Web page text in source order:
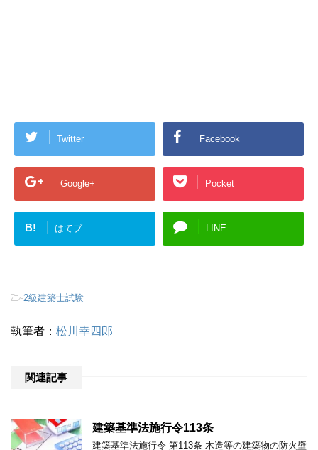
Twitter Facebook
Google+ Pocket
B! はてブ LINE
-2級建築士試験
執筆者： 松川幸四郎
関連記事
建築基準法施行令113条
建築基準法施行令 第113条 木造等の建築物の防火壁